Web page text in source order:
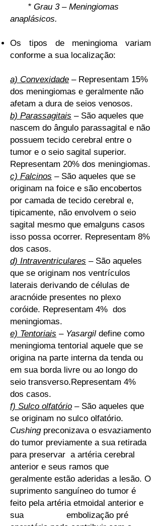
* Grau 3 – Meningiomas
anaplásicos.
Os tipos de meningioma variam
conforme a sua localização:
a) Convexidade – Representam 15%
dos meningiomas e geralmente não
afetam a dura de seios venosos.
b) Parassagitais – São aqueles que
nascem do ângulo parassagital e não
possuem tecido cerebral entre o
tumor e o seio sagital superior.
Representam 20% dos meningiomas.
c) Falcinos – São aqueles que se
originam na foice e são encobertos
por camada de tecido cerebral e,
tipicamente, não envolvem o seio
sagital mesmo que emalguns casos
isso possa ocorrer. Representam 8%
dos casos.
d) Intraventriculares – São aqueles
que se originam nos ventrículos
laterais derivando de células de
aracnóide presentes no plexo
coróide. Representam 4% dos
meningiomas.
e) Tentoriais – Yasargil define como
meningioma tentorial aquele que se
origina na parte interna da tenda ou
em sua borda livre ou ao longo do
seio transverso.Representam 4%
dos casos.
f) Sulco olfatório – São aqueles que
se originam no sulco olfatório.
Cushingpreconizava o esvaziamento
do tumor previamente a sua retirada
para preservar a artéria cerebral
anterior e seus ramos que
geralmente estão aderidas a lesão. O
suprimento sanguíneo do tumor é
feito pela artéria etmoidal anterior e
sua embolização pré